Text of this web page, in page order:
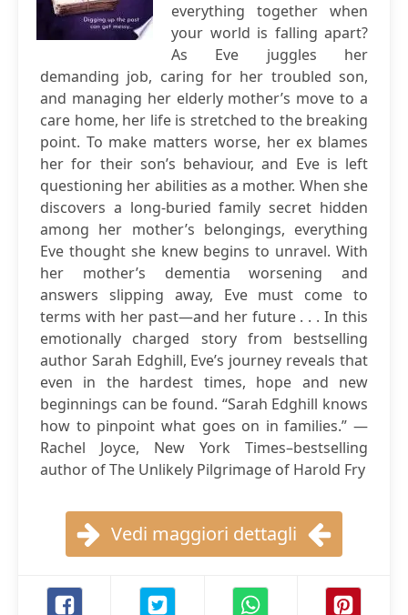
everything together when
your world is falling apart?
As Eve juggles her
demanding job, caring for her troubled son,
and managing her elderly mother’s move to a
care home, her life is stretched to the breaking
point. To make matters worse, her ex blames
her for their son’s behaviour, and Eve is left
questioning her abilities as a mother. When she
discovers a long-buried family secret hidden
among her mother’s belongings, everything
Eve thought she knew begins to unravel. With
her mother’s dementia worsening and
answers slipping away, Eve must come to
terms with her past—and her future . . . In this
emotionally charged story from bestselling
author Sarah Edghill, Eve’s journey reveals that
even in the hardest times, hope and new
beginnings can be found. “Sarah Edghill knows
how to pinpoint what goes on in families.” —
Rachel Joyce, New York Times–bestselling
author of The Unlikely Pilgrimage of Harold Fry
Vedi maggiori dettagli